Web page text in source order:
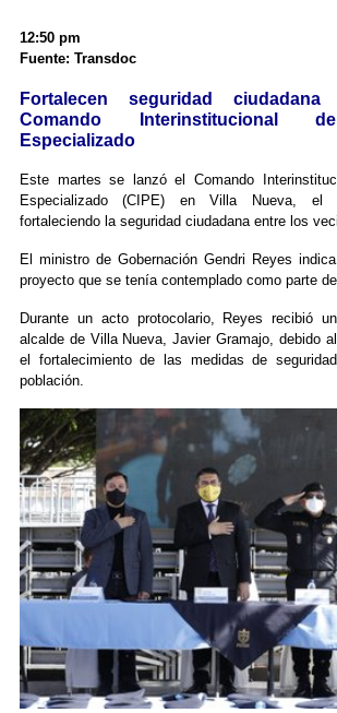
12:50 pm
Fuente: Transdoc
Fortalecen seguridad
Comando Interinstitucional
Especializado
Este martes se lanzó el Comando
Especializado (CIPE) en Villa Nueva, el
fortaleciendo la seguridad ciudadana entre los
El ministro de Gobernación Gendri Reyes
proyecto que se tenía contemplado como parte
Durante un acto protocolario, Reyes recibió
alcalde de Villa Nueva, Javier Gramajo, debido
el fortalecimiento de las medidas de
población.